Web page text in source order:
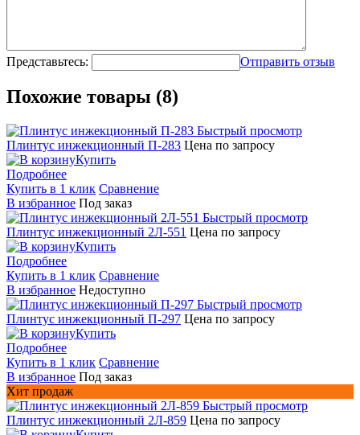
Представьтесь: Отправить отзыв
Похожие товары (8)
Быстрый просмотр
Плинтус инжекционный П-283 Цена по запросу
Купить
Подробнее
Купить в 1 клик Сравнение
В избранное Под заказ
Быстрый просмотр
Плинтус инжекционный 2Л-551 Цена по запросу
Купить
Подробнее
Купить в 1 клик Сравнение
В избранное Недоступно
Быстрый просмотр
Плинтус инжекционный П-297 Цена по запросу
Купить
Подробнее
Купить в 1 клик Сравнение
В избранное Под заказ
Хит продаж
Быстрый просмотр
Плинтус инжекционный 2Л-859 Цена по запросу